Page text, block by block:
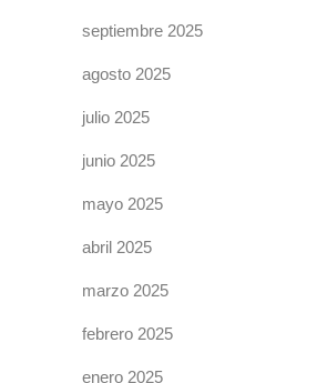
septiembre 2025
agosto 2025
julio 2025
junio 2025
mayo 2025
abril 2025
marzo 2025
febrero 2025
enero 2025